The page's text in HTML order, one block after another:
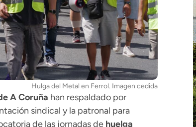
Hulga del Metal en Ferrol. Imagen cedida
A Coruña han respaldado por
sindical y la patronal para
de las jornadas de huelga